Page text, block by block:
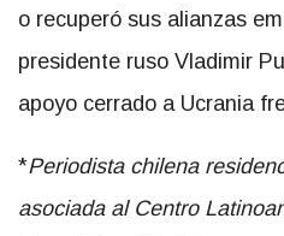
o recuperó sus alianzas
presidente ruso Vladimir
apoyo cerrado a Ucrania
*Periodista chilena
asociada al Centro